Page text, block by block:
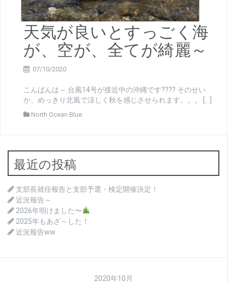
天気が良いとすっごく海
が、空が、全てが綺麗～
07/10/2020
こんばんは～ 台風14号が接近中の沖縄です???? そのせい
か、めっきり北風で涼しく秋を感じさせられます。。。 […]
North Ocean Blue
最近の投稿
支部長就任報告と支部予選・検定開催決定！
近況報告～
2026年明けました〜
2025年もあざ～した！
近況報告ww
2020年10月